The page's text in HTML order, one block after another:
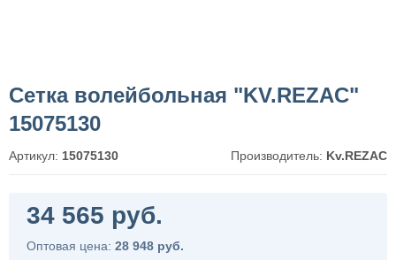
Сетка волейбольная "KV.REZAC"
15075130
Артикул: 15075130 Производитель: Kv.REZAC
34 565 руб.
Оптовая цена: 28 948 руб.